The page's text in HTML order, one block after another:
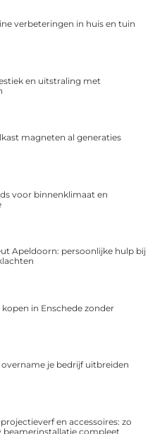
verbeteringen in huis en tuin
en uitstraling met
magneten al generaties
voor binnenklimaat en
Apeldoorn: persoonlijke hulp bij
in Enschede zonder
je bedrijf uitbreiden
en accessoires: zo
beamerinstallatie compleet